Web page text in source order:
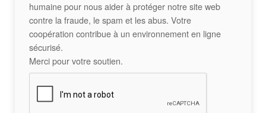
humaine pour nous aider à protéger notre site web
contre la fraude, le spam et les abus. Votre
coopération contribue à un environnement en ligne
sécurisé.
Merci pour votre soutien.